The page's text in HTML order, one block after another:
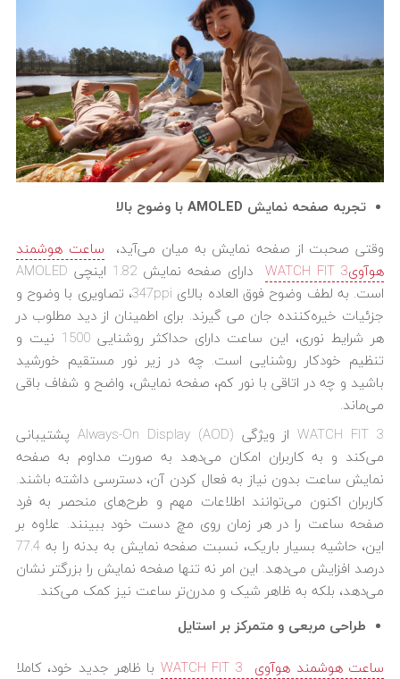
تجربه صفحه نمایش AMOLEDبا وضوح بالا
وقتی صحبت از صفحه نمایش به میان می‌آید، ساعت هوشمند
هوآویWATCH FIT 3
دارای صفحه نمایش 1.82 اینچی AMOLED
است. به لطف وضوح فوق العاده بالای 347ppi، تصاویری با وضوح و
جزئیات خیره‌کننده جان می گیرند. برای اطمینان از دید مطلوب در
هر شرایط نوری، این ساعت دارای حداکثر روشنایی 1500 نیت و
تنظیم خودکار روشنایی است. چه در زیر نور مستقیم خورشید
باشید و چه در اتاقی با نور کم، صفحه نمایش، واضح و شفاف باقی
می‌ماند.
WATCH FIT 3 از ویژگی Always-On Display (AOD) پشتیبانی
می‌کند و به کاربران امکان می‌دهد به صورت مداوم به صفحه
نمایش ساعت بدون نیاز به فعال کردن آن، دسترسی داشته باشند.
کاربران اکنون می‌توانند اطلاعات مهم و طرح‌های منحصر به فرد
صفحه ساعت را در هر زمان روی مچ دست خود ببینند. علاوه بر
این، حاشیه بسیار باریک، نسبت صفحه نمایش به بدنه را به 77.4
درصد افزایش می‌دهد. این امر نه تنها صفحه نمایش را بزرگتر نشان
می‌دهد، بلکه به ظاهر شیک و مدرن‌تر ساعت نیز کمک می‌کند.
طراحی مربعی و متمرکز بر استایل
ساعت هوشمند هوآوی WATCH FIT 3
با ظاهر جدید خود، کاملا